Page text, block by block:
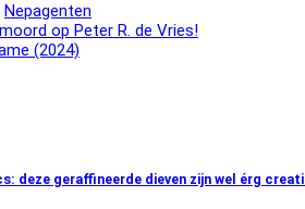
Nepagenten
op Peter R. de Vries!
(2024)
deze geraffineerde dieven zijn wel érg